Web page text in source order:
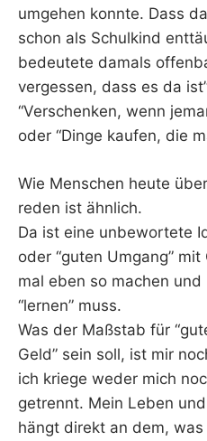
umgehen konnte. Dass
schon als Schulkind
bedeutete damals
vergessen, dass es da
“Verschenken, wenn
oder “Dinge kaufen, die
Wie Menschen heute
reden ist ähnlich.
Da ist eine unbewortete
oder “guten Umgang”
mal eben so machen
“lernen” muss.
Was der Maßstab für
Geld” sein soll, ist mir
ich kriege weder mich
getrennt. Mein Leben
hängt direkt an dem,